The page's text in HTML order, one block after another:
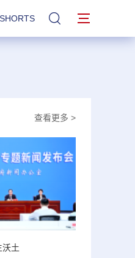
站内搜索
查看更多 >
沃土